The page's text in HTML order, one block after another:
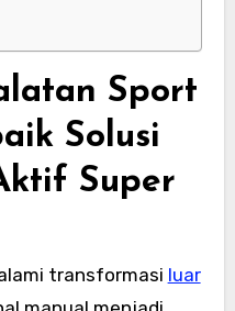
Sport
Solusi
Super
transformasi luar